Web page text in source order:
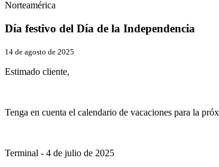
Norteamérica
Día festivo del Día de la Independencia
14 de agosto de 2025
Estimado cliente,
Tenga en cuenta el calendario de vacaciones para la
Terminal - 4 de julio de 2025